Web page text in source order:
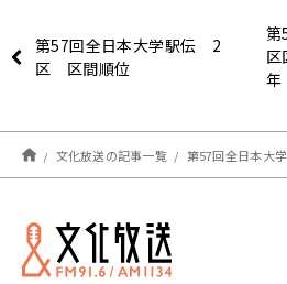
第57回全日本大学駅伝 2
区 区間順位
第
文化放送の記事一覧 第57回全日本大学駅伝 早